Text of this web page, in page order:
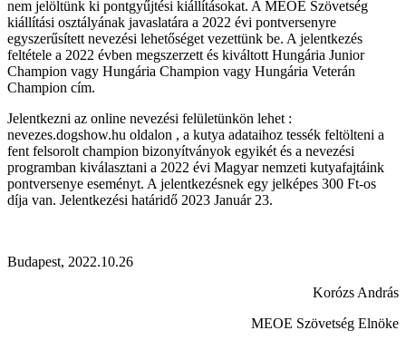
nem jelöltünk ki pontgyűjtési kiállításokat. A MEOE Szövetség
kiállítási osztályának javaslatára a 2022 évi pontversenyre
egyszerűsített nevezési lehetőséget vezettünk be. A jelentkezés
feltétele a 2022 évben megszerzett és kiváltott Hungária Junior
Champion vagy Hungária Champion vagy Hungária Veterán
Champion cím.
Jelentkezni az online nevezési felületünkön lehet :
nevezes.dogshow.hu oldalon , a kutya adataihoz tessék feltölteni a
fent felsorolt champion bizonyítványok egyikét és a nevezési
programban kiválasztani a 2022 évi Magyar nemzeti kutyafajtáink
pontversenye eseményt. A jelentkezésnek egy jelképes 300 Ft-os
díja van. Jelentkezési határidő 2023 Január 23.
Budapest, 2022.10.26
Korózs András
MEOE Szövetség Elnöke